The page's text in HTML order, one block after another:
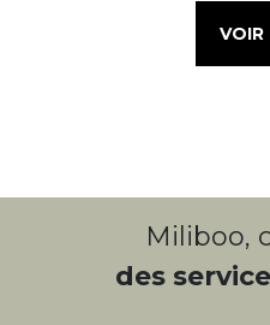
VOIR
Miliboo,
des